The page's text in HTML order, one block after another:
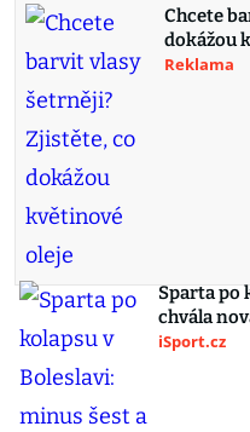
Chcete
dokážou
Reklama
Sparta po
chvála
iSport.cz